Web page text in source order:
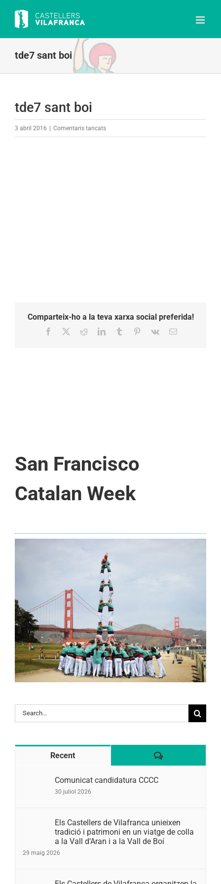
content
tde7 sant boi
tde7 sant boi
3 abril 2016 Comentaris tancatsa
Comparteix-ho a la teva xarxa social preferida!
Facebook RedditLinkedInTumblr Pinterest
Vk Email:
San Francisco
Catalan Week
Search
for:
Recent Comentaris
Comunicat candidatura CCCC
30 juliol 2026
Els Castellers de Vilafranca unieixen
tradició i patrimoni en un viatge de colla
a la Vall d’Aran i a la Vall de Boí
29 maig 2026